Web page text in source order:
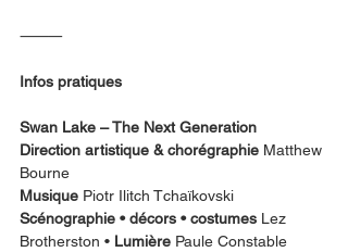
⸻
Infos pratiques
Swan Lake – The Next Generation
Direction artistique & chorégraphie Matthew
Bourne
Musique Piotr Ilitch Tchaïkovski
Scénographie • décors • costumes Lez
Brotherston • Lumière Paule Constable